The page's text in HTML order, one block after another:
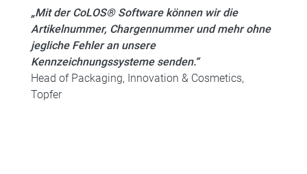
„Mit der CoLOS® Software können wir die
Artikelnummer, Chargennummer und mehr ohne
jegliche Fehler an unsere
Kennzeichnungssysteme senden.“
Head of Packaging, Innovation & Cosmetics,
Topfer